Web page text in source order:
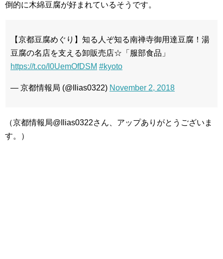
倒的に木綿豆腐が好まれているそうです。
【京都豆腐めぐり】知る人ぞ知る南禅寺御用達豆腐！湯
豆腐の名店を支える卸販売店☆「服部食品」
https://t.co/I0UemOfDSM #kyoto
— 京都情報局 (@Ilias0322) November 2, 2018
（京都情報局@Ilias0322さん、アップありがとうございま
す。）